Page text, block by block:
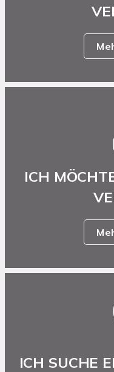
ICH
ICH SUCHE